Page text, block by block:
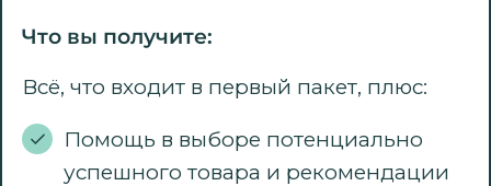
Что вы получите:
Всё, что входит в первый пакет, плюс:
Помощь в выборе потенциально
успешного товара и рекомендации